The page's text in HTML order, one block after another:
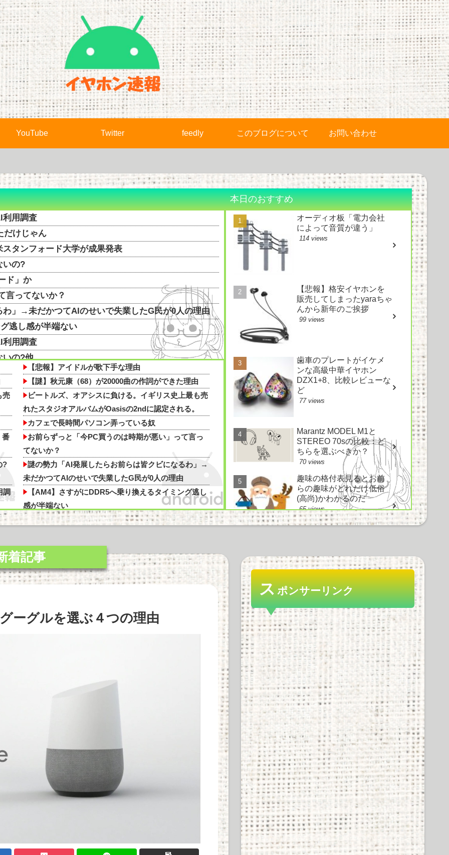
YouTube Twitter feedly このブログについて お問い合わせ
用調査
だけじゃん
タンフォード大学が成果発表
いの?
ド」か
言ってないか？
」→未だかつてAIのせいで失業したG民が0人の理由
逃し感が半端ない
用調査
いの?他
用調査他
しまうようになる他
の珈琲店のコーヒーの価格に震える「失神する」「う
か…高いけど美味そうだし一丁買ってみるか！」
たんだがwww
売
番
?
調
【悲報】アイドルが歌下手な理由
【謎】秋元康（68）が20000曲の作詞ができた理由
ビートルズ、オアシスに負ける。イギリス史上最も売
れたスタジオアルバムがOasisの2ndに認定される。
カフェで長時間パソコン弄っている奴
お前らずっと「今PC買うのは時期が悪い」って言っ
てないか？
謎の勢力「AI発展したらお前らは皆クビになるわ」→
未だかつてAIのせいで失業したG民が0人の理由
【AM4】さすがにDDR5へ乗り換えるタイミング逃し
感が半端ない
【AI】8割がGemini利用、ChatGPTは68% AI利用調
最近のスマフォってイヤホンジャック付いてないの?
他
【AI】8割がGemini利用、ChatGPTは68% AI利用調
うようになる他
本日のおすすめ
オーディオ板「電力会社
によって音質が違う」
114 views
【悲報】格安イヤホンを
販売してしまったyaraちゃ
んから新年のご挨拶
99 views
歯車のプレートがイケメ
ンな高級中華イヤホン
DZX1+8、比較レビューな
ど
77 views
Marantz MODEL M1と
STEREO 70sの比較：ど
ちらを選ぶべきか？
70 views
趣味の格付表見るとお前
らの趣味がどれだけ低俗
(高尚)かわかるのだ
65 views
ずにヘッドホン使ってド
ヤ顔してる奴ｗｗｗｗｗ
59 views
好きなノベルゲーソング
は？ にわか「鳥の詩」
知ったか「空気力学少女
と～」情弱「Hesitation
snow」
56 views
SHUREのイヤホン買って
シュア掛けしてるやつの
イキってる率は異常ｗｗ
ｗｗｗ
ワイ、ボカロを始めるも
再生数が伸びず号泣
43 views
SHURE製イヤホンの偽物
掴まされたかも。シェル
に刻まれてる番号が左右
ーグルを選ぶ４つの理由
スポンサーリンク